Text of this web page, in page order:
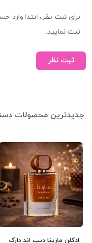
برای ثبت نظر، ابتدا
ثبت نمایید.
ثبت نظر
جدیدترین محصولات
ادکلن مارینا دیپ اند دارک